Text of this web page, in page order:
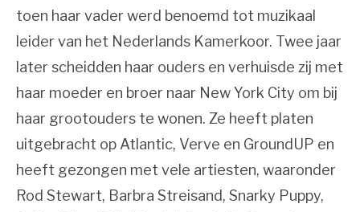
toen haar vader werd benoemd tot muzikaal
leider van het Nederlands Kamerkoor. Twee jaar
later scheidden haar ouders en verhuisde zij met
haar moeder en broer naar New York City om bij
haar grootouders te wonen. Ze heeft platen
uitgebracht op Atlantic, Verve en GroundUP en
heeft gezongen met vele artiesten, waaronder
Rod Stewart, Barbra Streisand, Snarky Puppy,